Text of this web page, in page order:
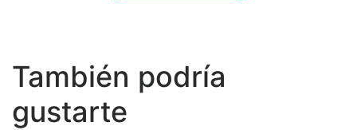
También podría
gustarte